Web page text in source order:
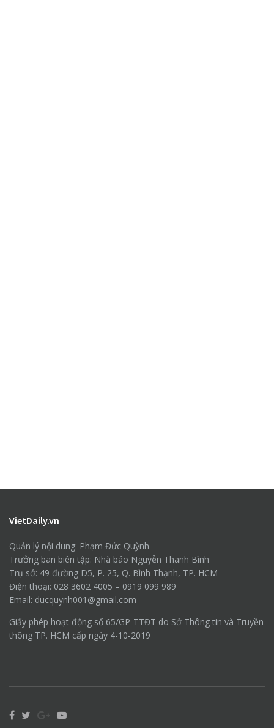
VietDaily.vn
Quản lý nội dung: Phạm Đức Quỳnh
Trưởng ban biên tập: Nhà báo Nguyễn Thanh Bình
Trụ sở: 49 đường D5, P. 25, Q. Bình Thạnh, TP. HCM
Điện thoại: 028 3602 4005 – 0919 099 989
Email: ducquynh001@gmail.com
Giấy phép hoạt động số 65/GP-TTĐT do Sở Thông tin và Truyền
thông TP. HCM cấp ngày 4-10-2019